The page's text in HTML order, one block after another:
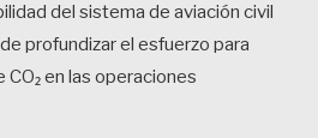
del sistema de aviación civil
profundizar el esfuerzo para
en las operaciones